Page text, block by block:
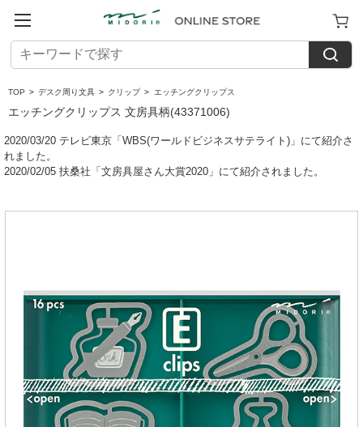
TOP > デスク周り文具 > クリップ > エッチングクリップス
エッチングクリップス 文房具柄(43371006)
2020/03/20 テレビ東京「WBS(ワールドビジネスサテライト)」にて紹介さ
れました。
2020/02/05 扶桑社「文房具屋さん大賞2020」にて紹介されました。